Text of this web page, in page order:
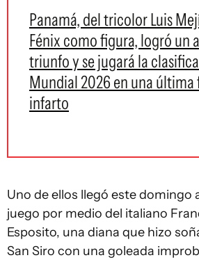
Panamá, del tricolor Luis
Fénix como figura, logró un
triunfo y se jugará la
Mundial 2026 en una última
infarto
Uno de ellos llegó este domingo
juego por medio del italiano
Esposito, una diana que hizo
San Siro con una goleada